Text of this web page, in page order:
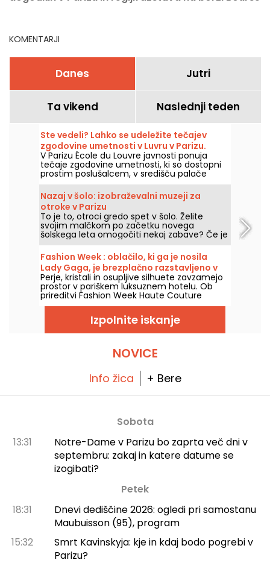
KOMENTARJI
Danes Jutri
Ta vikend Naslednji teden
Ste vedeli? Lahko se udeležite tečajev
zgodovine umetnosti v Luvru v Parizu.
V Parizu École du Louvre javnosti ponuja
tečaje zgodovine umetnosti, ki so dostopni
prostim poslušalcem, v središču palače
Louvre, vsako leto od septembra do junija.
Muzej občasno organizira tudi brezplačna
predavanja. Zato boste popolnoma
seznanjeni z zgodovino umetnosti!
Nazaj v šolo: izobraževalni muzeji za
otroke v Parizu
To je to, otroci gredo spet v šolo. Želite
svojim malčkom po začetku novega
šolskega leta omogočiti nekaj zabave? Če je
tako, vam ponujamo naš izbor izobraževalnih
muzejev v Parizu, v katerih se boste tudi z
otroki lahko zabavali ob učenju številnih
stvari!
Fashion Week : oblačilo, ki ga je nosila
Lady Gaga, je brezplačno razstavljeno v
luksuznem hotelu v Parizu – fotografije
Perje, kristali in osupljive silhuete zavzamejo
prostor v pariškem luksuznem hotelu. Ob
prireditvi Fashion Week Haute Couture
Sofitel Paris Le Faubourg brezplačno
razstavlja več modnih kreacij, ki jih nosijo
svetovne zvezde, vse do 6. oktobra 2026.
Izpolnite iskanje
NOVICE
Info žica + Bere
Sobota
13:31
Notre-Dame v Parizu bo zaprta več dni v
septembru: zakaj in katere datume se
izogibati?
Petek
18:31
Dnevi dediščine 2026: ogledi pri samostanu
Maubuisson (95), program
15:32
Smrt Kavinskyja: kje in kdaj bodo pogrebi v
Parizu?